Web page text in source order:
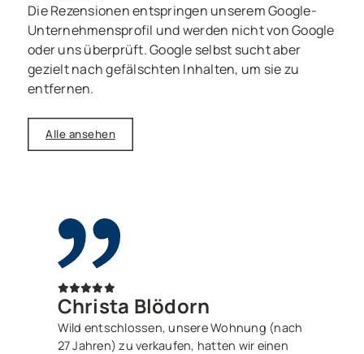
Die Rezensionen entspringen unserem Google-
Unternehmensprofil und werden nicht von Google
oder uns überprüft. Google selbst sucht aber
gezielt nach gefälschten Inhalten, um sie zu
entfernen.
Alle ansehen
Christa Blödorn
Wild entschlossen, unsere Wohnung (nach
27 Jahren) zu verkaufen, hatten wir einen